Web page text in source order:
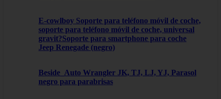
E-cowlboy Soporte para teléfono móvil de coche,
soporte para teléfono móvil de coche, universal
gravit?Soporte para smartphone para coche
Jeep Renegade (negro)
Beside_Auto Wrangler JK, TJ, LJ, YJ, Parasol
negro para parabrisas